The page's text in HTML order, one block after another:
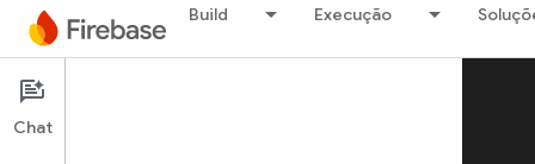
Build Execução
Chat